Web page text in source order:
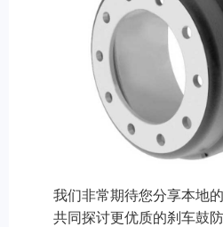
我们非常期待您分享本地
共同探讨更优质的刹车鼓